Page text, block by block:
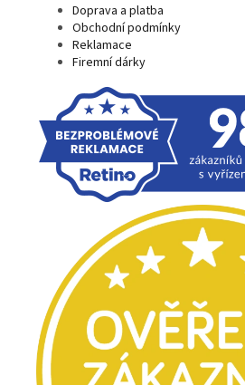
Doprava a platba
Obchodní podmínky
Reklamace
Firemní dárky